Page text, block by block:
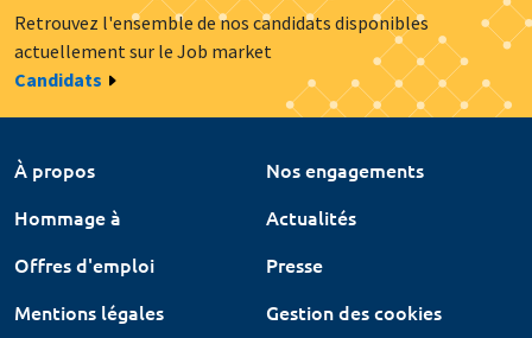
Retrouvez l'ensemble de nos candidats disponibles
actuellement sur le Job market
Candidats
À propos
Nos engagements
Hommage à
Actualités
Offres d'emploi
Presse
Mentions légales
Gestion des cookies